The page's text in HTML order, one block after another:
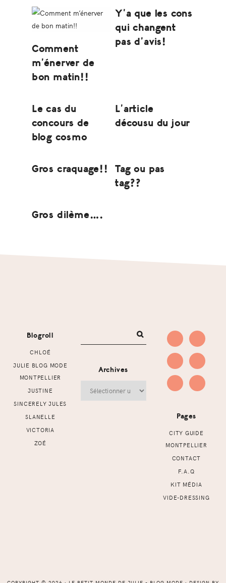
Comment
m’énerver de
bon matin!!
Y’a que les cons
qui changent
pas d’avis!
Le cas du
concours de
blog cosmo
L’article
décousu du jour
Gros craquage!!
Tag ou pas
tag??
Gros dilème….
Blogroll
CHLOÉ
JULIE BLOG MODE
MONTPELLIER
JUSTINE
SINCERELY JULES
SLANELLE
VICTORIA
ZOÉ
Archives
Pages
CITY GUIDE
MONTPELLIER
CONTACT
F.A.Q
KIT MÉDIA
VIDE-DRESSING